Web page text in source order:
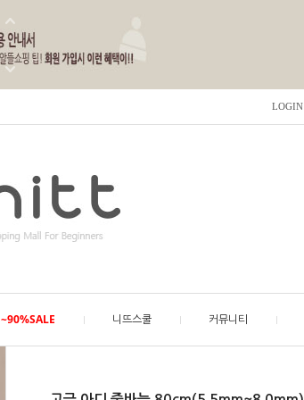
LOGIN
~90%SALE 니뜨스쿨 커뮤니티